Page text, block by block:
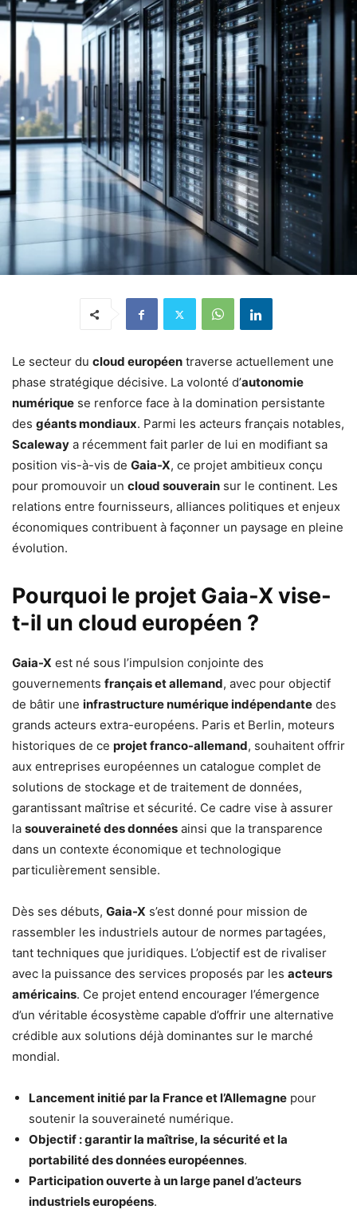
Le secteur du cloud européen traverse actuellement une
phase stratégique décisive. La volonté d’autonomie
numérique se renforce face à la domination persistante
des géants mondiaux. Parmi les acteurs français notables,
Scaleway a récemment fait parler de lui en modifiant sa
position vis-à-vis de Gaia-X, ce projet ambitieux conçu
pour promouvoir un cloud souverain sur le continent. Les
relations entre fournisseurs, alliances politiques et enjeux
économiques contribuent à façonner un paysage en pleine
évolution.
Pourquoi le projet Gaia-X vise-
t-il un cloud européen ?
Gaia-X est né sous l’impulsion conjointe des
gouvernements français et allemand, avec pour objectif
de bâtir une infrastructure numérique indépendante des
grands acteurs extra-européens. Paris et Berlin, moteurs
historiques de ce projet franco-allemand, souhaitent offrir
aux entreprises européennes un catalogue complet de
solutions de stockage et de traitement de données,
garantissant maîtrise et sécurité. Ce cadre vise à assurer
la souveraineté des données ainsi que la transparence
dans un contexte économique et technologique
particulièrement sensible.
Dès ses débuts, Gaia-X s’est donné pour mission de
rassembler les industriels autour de normes partagées,
tant techniques que juridiques. L’objectif est de rivaliser
avec la puissance des services proposés par les acteurs
américains. Ce projet entend encourager l’émergence
d’un véritable écosystème capable d’offrir une alternative
crédible aux solutions déjà dominantes sur le marché
mondial.
Lancement initié par la France et l’Allemagne pour
soutenir la souveraineté numérique.
Objectif : garantir la maîtrise, la sécurité et la
portabilité des données européennes.
Participation ouverte à un large panel d’acteurs
industriels européens.